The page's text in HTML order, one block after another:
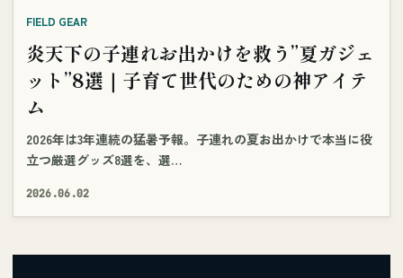
FIELD GEAR
炎天下の子連れお出かけを救う”夏ガジェ
ット”8選｜子育て世代のための神アイテ
ム
2026年は3年連続の猛暑予報。子連れの夏お出かけで本当に役
立つ厳選グッズ8選を、選…
2026.06.02